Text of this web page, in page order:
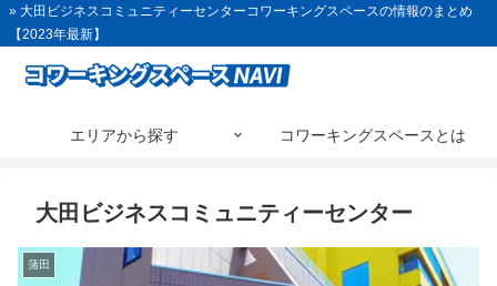
» 大田ビジネスコミュニティーセンターコワーキングスペースの情報のまとめ
【2023年最新】
エリアから探す コワーキングスペースとは
大田ビジネスコミュニティーセンター
蒲田